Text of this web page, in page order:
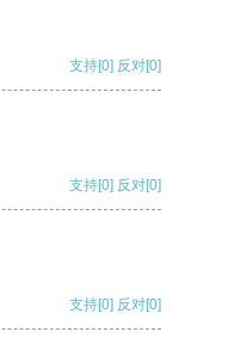
支持[0] 反对[0]
支持[0] 反对[0]
支持[0] 反对[0]